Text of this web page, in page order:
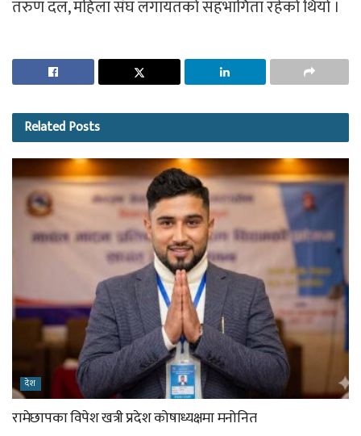
तरुण दल, महिला संघ लगायतको सहभागिता रहेको थियो ।
RelatedPosts
देश
रामेछापका विपेश खत्री प्रदेश कोषाध्यक्षमा मनोनित